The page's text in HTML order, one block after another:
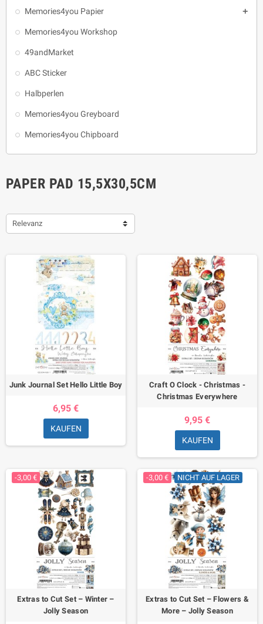
Memories4you Papier 
Memories4you Workshop
49andMarket
ABC Sticker
Halbperlen
Memories4you Greyboard
Memories4you Chipboard
PAPER PAD 15,5X30,5CM
Relevanz
Junk Journal Set Hello Little Boy
6,95 €
KAUFEN
Craft O Clock - Christmas -
Christmas Everywhere
9,95 €
KAUFEN
-3,00 €
Extras to Cut Set – Winter –
Jolly Season
-3,00 € NICHT AUF LAGER
Extras to Cut Set – Flowers &
More – Jolly Season